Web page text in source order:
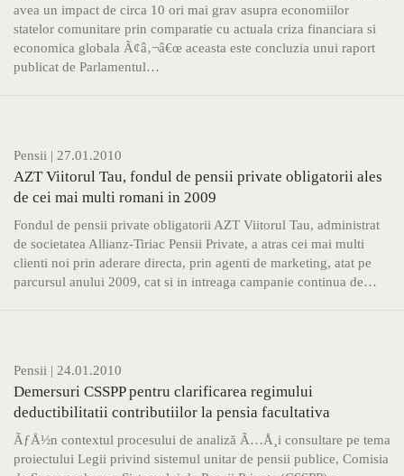
avea un impact de circa 10 ori mai grav asupra economiilor
statelor comunitare prin comparatie cu actuala criza financiara si
economica globala Ã¢â‚¬â€œ aceasta este concluzia unui raport
publicat de Parlamentul…
Pensii | 27.01.2010
AZT Viitorul Tau, fondul de pensii private obligatorii ales
de cei mai multi romani in 2009
Fondul de pensii private obligatorii AZT Viitorul Tau, administrat
de societatea Allianz-Tiriac Pensii Private, a atras cei mai multi
clienti noi prin aderare directa, prin agenti de marketing, atat pe
parcursul anului 2009, cat si in intreaga campanie continua de…
Pensii | 24.01.2010
Demersuri CSSPP pentru clarificarea regimului
deductibilitatii contributiilor la pensia facultativa
ÃƒÅ½n contextul procesului de analiză Ã…Å¸i consultare pe tema
proiectului Legii privind sistemul unitar de pensii publice, Comisia